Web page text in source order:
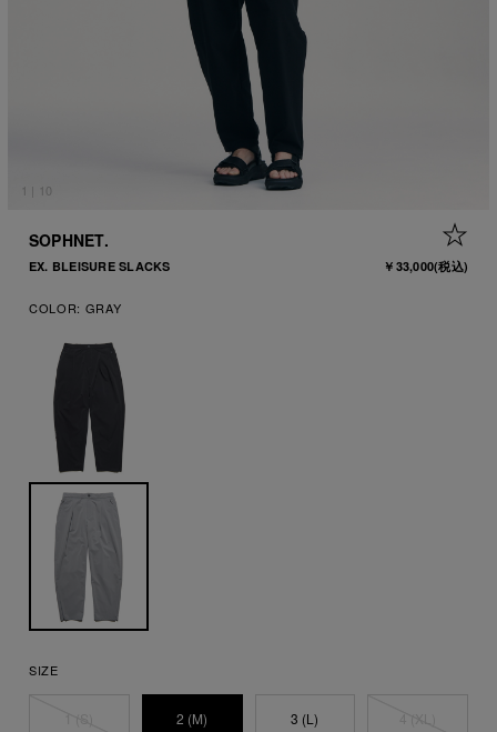
1 10
SOPHNET.
EX. BLEISURE SLACKS ￥33,000(税込)
COLOR: GRAY
SIZE
2 (M) 3 (L)